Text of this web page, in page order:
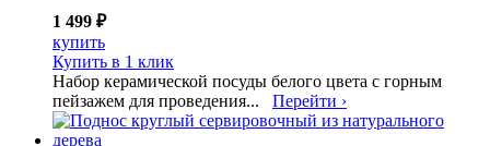
1 499 ₽
купить
Купить в 1 клик
Набор керамической посуды белого цвета с горным
пейзажем для проведения... Перейти ›